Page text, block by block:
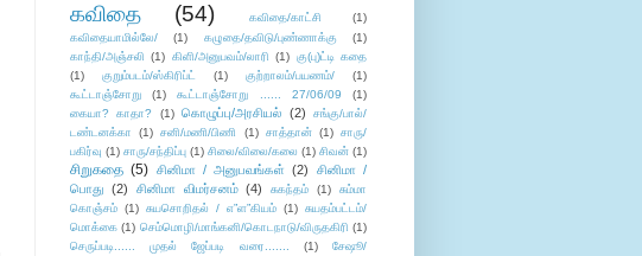
கவிதை (54) கவிதை/காட்சி
(1)
கவிதையாமில்லே/
(1) கழுதை/தவிடு/புண்ணாக்கு
(1)
காந்தி/அஞ்சலி (1) கிளி/அனுபவம்/லாரி (1) கு(பு)ட்டி கதை
(1)
குறும்படம்/ஸ்கிரிப்ட் (1) குற்றாலம்/பயணம்/
(1)
கூட்டாஞ்சோறு
(1) கூட்டாஞ்சோறு ...... 27/06/09
(1)
கையா? காதா?
(1) கொழுப்பு/அரசியல் (2)
சங்கு/பால்/
டண்டனக்கா
(1) சனி/மணி/பிணி (1) சாத்தான் (1) சாரு/
பகிர்வு (1) சாரு/சந்திப்பு (1) சிலை/விலை/கலை (1) சிவன் (1)
சிறுகதை (5) சினிமா / அனுபவங்கள் (2)
சினிமா /
பொது (2) சினிமா விமர்சனம் (4) சுகந்தம் (1)
சும்மா
கொஞ்சம் (1) சுயசொறிதல் / எ”ள”கியம் (1) சுயதம்பட்டம்/
மொக்கை (1) செம்மொழி/மாங்கனி/கொடநாடு/விருதகிரி (1)
செருப்படி...... முதல் ஜேப்படி வரை.......
(1)
சேஷூ/